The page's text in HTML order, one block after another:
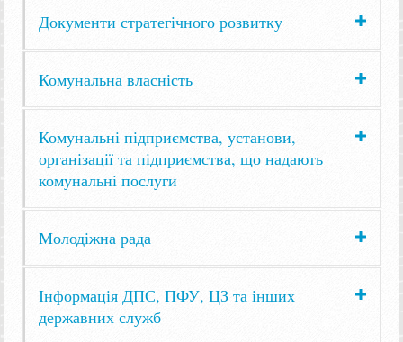
Документи стратегічного розвитку
Комунальна власність
Комунальні підприємства, установи,
організації та підприємства, що надають
комунальні послуги
Молодіжна рада
Інформація ДПС, ПФУ, ЦЗ та інших
державних служб